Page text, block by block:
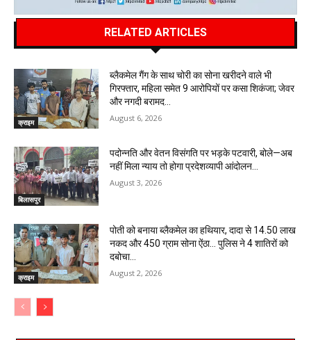
RELATED ARTICLES
क्राइम
ब्लैकमेल गैंग के साथ चोरी का सोना खरीदने वाले भी
गिरफ्तार, महिला समेत 9 आरोपियों पर कसा शिकंजा; जेवर
और नगदी बरामद…
August 6, 2026
बिलासपुर
पदोन्नति और वेतन विसंगति पर भड़के पटवारी, बोले—अब
नहीं मिला न्याय तो होगा प्रदेशव्यापी आंदोलन…
August 3, 2026
क्राइम
पोती को बनाया ब्लैकमेल का हथियार, दादा से 14.50 लाख
नकद और 450 ग्राम सोना ऐंठा… पुलिस ने 4 शातिरों को
दबोचा…
August 2, 2026